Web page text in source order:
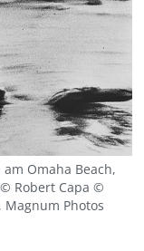
Omaha Beach,
Robert Capa ©
Photos